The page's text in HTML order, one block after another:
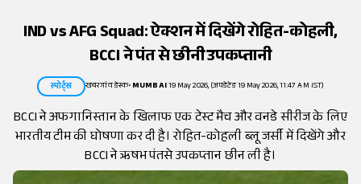
IND vs AFG Squad: ऐक्शन में दिखेंगे रोहित-कोहली,
BCCI ने पंत से छीनी उपकप्तानी
स्पोर्ट्स खबरगांव डेस्क•MUMBAI19 May 2026, (अपडेटेड 19 May 2026, 11:47 AM IST)
BCCI ने अफगानिस्तान के खिलाफ एक टेस्ट मैच और वनडे सीरीज के लिए
भारतीय टीम की घोषणा कर दी है। रोहित-कोहली ब्लू जर्सी में दिखेंगे और
BCCI ने ऋषभ पंतसे उपकप्तान छीन ली है।